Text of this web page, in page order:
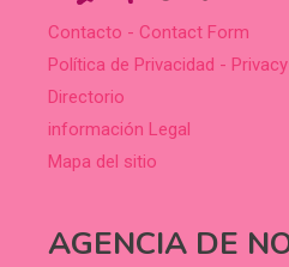
Contacto - Contact Form
Política de Privacidad -
Directorio
información Legal
Mapa del sitio
AGENCIA DE